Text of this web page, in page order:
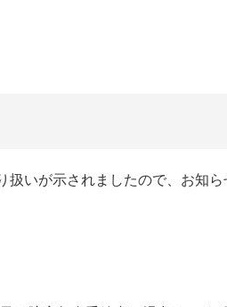
いが示されましたので、お知ら